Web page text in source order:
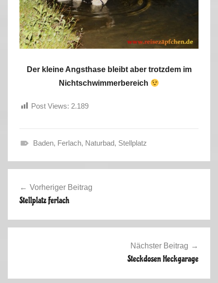
Der kleine Angsthase bleibt aber trotzdem im
Nichtschwimmerbereich
Post Views: 2.189
o
e
r
Baden, Ferlach, Naturbad, Stellplatz
Vorheriger Beitrag
Stellplatz Ferlach
Nächster Beitrag
Steckdosen Heckgarage